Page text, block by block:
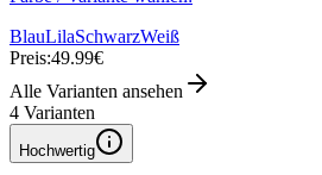
BlauLilaSchwarzWeiß
Preis:49.99€
Alle Varianten ansehen
4 Varianten
Hochwertig